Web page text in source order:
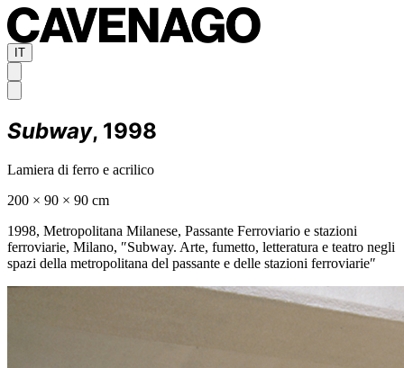
IT
Subway, 1998
Lamiera di ferro e acrilico
200 × 90 × 90 cm
1998, Metropolitana Milanese, Passante Ferroviario e stazioni
ferroviarie, Milano, ″Subway. Arte, fumetto, letteratura e teatro negli
spazi della metropolitana del passante e delle stazioni ferroviarie″